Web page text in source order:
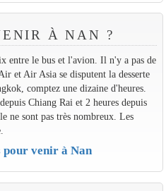
À NAN ?
entre le bus et l'avion. Il n'y a pas de
et Air Asia se disputent la desserte
comptez une dizaine d'heures.
Chiang Rai et 2 heures depuis
ne sont pas très nombreux. Les
venir à Nan